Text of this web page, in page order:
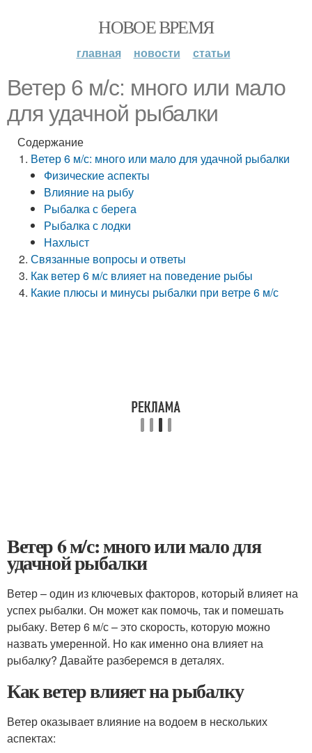
НОВОЕ ВРЕМЯ
главная новости статьи
Ветер 6 м/с: много или мало
для удачной рыбалки
Содержание
Ветер 6 м/с: много или мало для удачной рыбалки
Физические аспекты
Влияние на рыбу
Рыбалка с берега
Рыбалка с лодки
Нахлыст
Связанные вопросы и ответы
Как ветер 6 м/с влияет на поведение рыбы
Какие плюсы и минусы рыбалки при ветре 6 м/с
Ветер 6 м/с: много или мало для
удачной рыбалки
Ветер – один из ключевых факторов, который влияет на
успех рыбалки. Он может как помочь, так и помешать
рыбаку. Ветер 6 м/с – это скорость, которую можно
назвать умеренной. Но как именно она влияет на
рыбалку? Давайте разберемся в деталях.
Как ветер влияет на рыбалку
Ветер оказывает влияние на водоем в нескольких
аспектах: